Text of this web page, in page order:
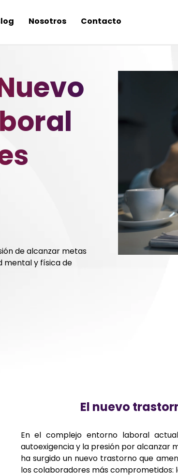
Nosotros Contacto
de alcanzar metas
mental y física de
El nuevo
En el complejo entorno laboral
autoexigencia y la presión por alcanzar
ha surgido un nuevo trastorno que
los colaboradores más comprometidos: